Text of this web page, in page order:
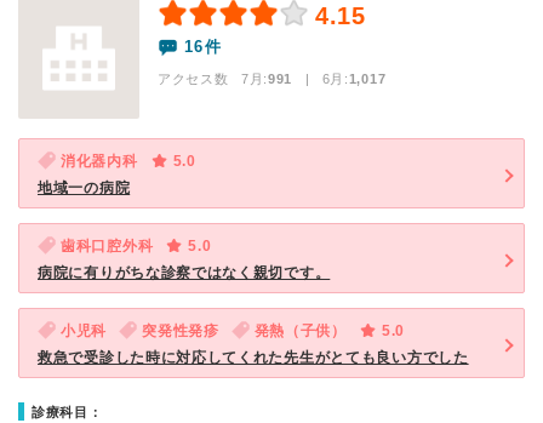
4.15
16件
アクセス数 7月:991 | 6月:1,017
消化器内科
5.0
地域一の病院
歯科口腔外科
5.0
病院に有りがちな診察ではなく親切です。
小児科 突発性発疹 発熱（子供）
5.0
救急で受診した時に対応してくれた先生がとても良い方でした
診療科目：